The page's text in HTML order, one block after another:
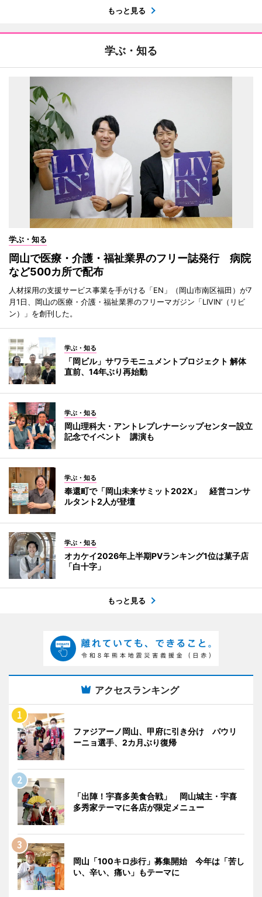
もっと見る
学ぶ・知る
学ぶ・知る
岡山で医療・介護・福祉業界のフリー誌発行 病院
など500カ所で配布
人材採用の支援サービス事業を手がける「EN」（岡山市南区福田）が7
月1日、岡山の医療・介護・福祉業界のフリーマガジン「LIVIN’（リビ
ン）」を創刊した。
学ぶ・知る
「岡ビル」サワラモニュメントプロジェクト 解体
直前、14年ぶり再始動
学ぶ・知る
岡山理科大・アントレプレナーシップセンター設立
記念でイベント 講演も
学ぶ・知る
奉還町で「岡山未来サミット202X」 経営コンサ
ルタント2人が登壇
学ぶ・知る
オカケイ2026年上半期PVランキング1位は菓子店
「白十字」
もっと見る
アクセスランキング
ファジアーノ岡山、甲府に引き分け パウリ
ーニョ選手、2カ月ぶり復帰
「出陣！宇喜多美食合戦」 岡山城主・宇喜
多秀家テーマに各店が限定メニュー
岡山「100キロ歩行」募集開始 今年は「苦し
い、辛い、痛い」もテーマに